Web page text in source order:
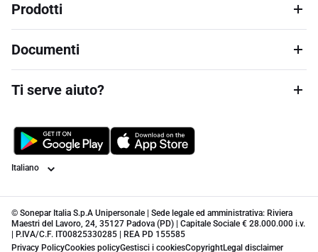
Prodotti
Documenti
Ti serve aiuto?
Lingua
© Sonepar Italia S.p.A Unipersonale | Sede legale ed amministrativa: Riviera
Maestri del Lavoro, 24, 35127 Padova (PD) | Capitale Sociale € 28.000.000 i.v.
| P.IVA/C.F. IT00825330285 | REA PD 155585
Privacy PolicyCookies policyGestisci i cookiesCopyrightLegal disclaimer